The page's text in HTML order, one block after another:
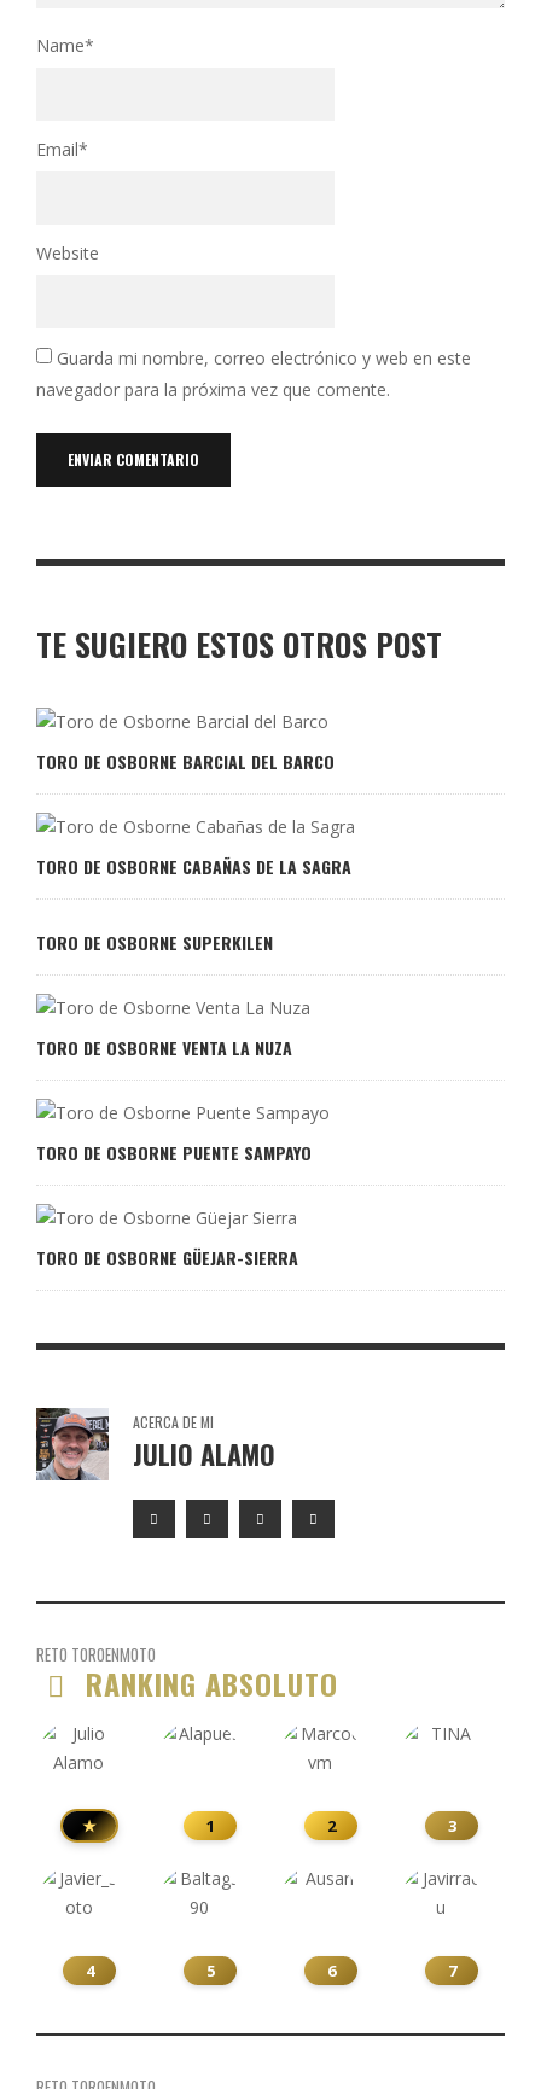
Name*
Email*
Website
Guarda mi nombre, correo electrónico y web en este
navegador para la próxima vez que comente.
TE SUGIERO ESTOS OTROS POST
TORO DE OSBORNE BARCIAL DEL BARCO
TORO DE OSBORNE CABAÑAS DE LA SAGRA
TORO DE OSBORNE SUPERKILEN
TORO DE OSBORNE VENTA LA NUZA
TORO DE OSBORNE PUENTE SAMPAYO
TORO DE OSBORNE GÜEJAR-SIERRA
ACERCA DE MI
JULIO ALAMO
RETO TOROENMOTO
RANKING ABSOLUTO
★ 1 2 3
4 5 6 7